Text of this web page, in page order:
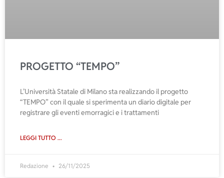
PROGETTO “TEMPO”
L’Università Statale di Milano sta realizzando il progetto
“TEMPO” con il quale si sperimenta un diario digitale per
registrare gli eventi emorragici e i trattamenti
LEGGI TUTTO ...
Redazione 26/11/2025